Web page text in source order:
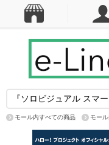
モール内すべての商品 モー